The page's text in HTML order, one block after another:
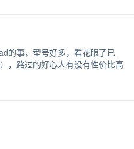
的事，型号好多，看花眼了已
，路过的好心人有没有性价比高